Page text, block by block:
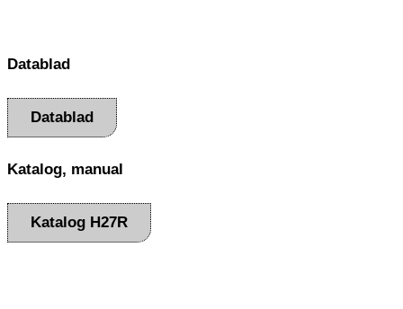
Datablad
Datablad
Katalog, manual
Katalog H27R